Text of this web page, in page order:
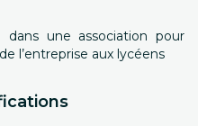
dans une association pour
l’entreprise aux lycéens